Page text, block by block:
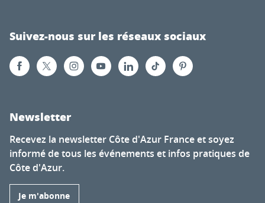
Suivez-nous sur les réseaux sociaux
Newsletter
Recevez la newsletter Côte d'Azur France et soyez
informé de tous les événements et infos pratiques de
Côte d'Azur.
Je m'abonne